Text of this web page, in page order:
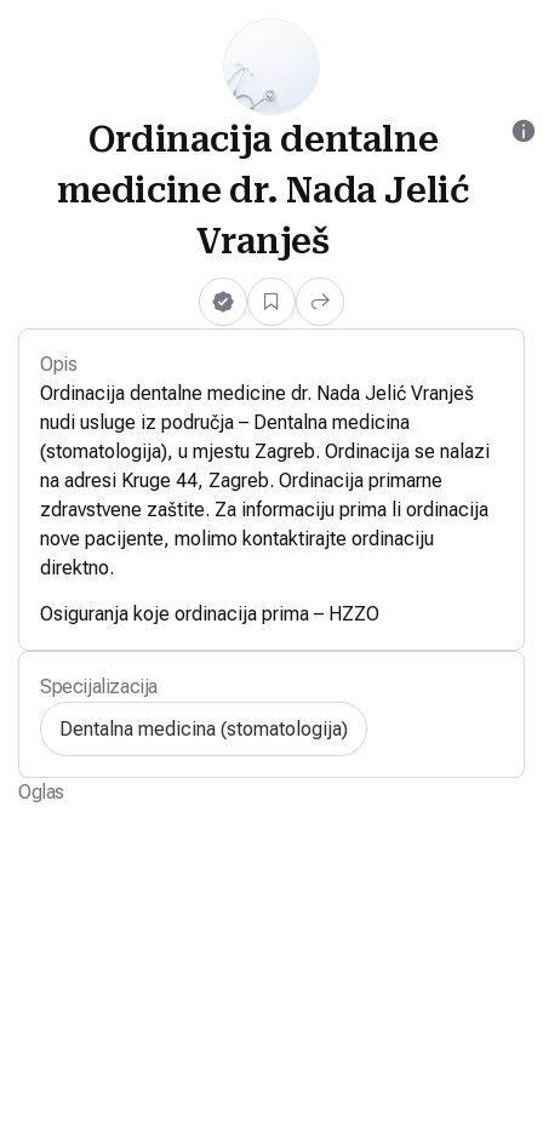
Ordinacija dentalne
medicine dr. Nada Jelić
Vranješ
Opis
Ordinacija dentalne medicine dr. Nada Jelić Vranješ
nudi usluge iz područja – Dentalna medicina
(stomatologija), u mjestu Zagreb. Ordinacija se nalazi
na adresi Kruge 44, Zagreb. Ordinacija primarne
zdravstvene zaštite. Za informaciju prima li ordinacija
nove pacijente, molimo kontaktirajte ordinaciju
direktno.
Osiguranja koje ordinacija prima – HZZO
Specijalizacija
Dentalna medicina (stomatologija)
Oglas